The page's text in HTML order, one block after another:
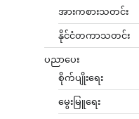
အားကစားသတင်း
နိုင်ငံတကာသတင်း
ပညာပေး
စိုက်ပျိုးရေး
မွေးမြူရေး